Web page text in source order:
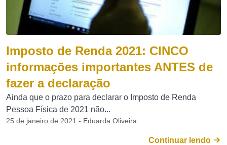
Imposto de Renda 2021: CINCO
informações importantes ANTES de
fazer a declaração
Ainda que o prazo para declarar o Imposto de Renda
Pessoa Física de 2021 não...
25 de janeiro de 2021 - Eduarda Oliveira
Continuar lendo